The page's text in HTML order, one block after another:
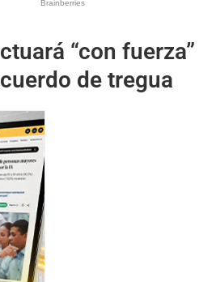
“con fuerza”
de tregua